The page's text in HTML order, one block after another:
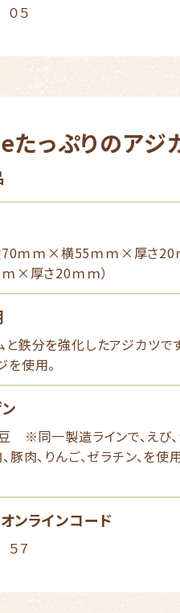
０５
たっぷりのアジ
70ｍｍ×横55ｍｍ×厚さ20
×厚さ20ｍｍ）
と鉄分を強化したアジカツで
を使用。
同一製造ラインで、えび、か
豚肉、りんご、ゼラチン、を
ンラインコード
５７